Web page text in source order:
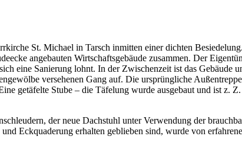
St. Michael in Tarsch inmitten einer dichten
angebauten Wirtschaftsgebäude zusammen. Der
eine Sanierung lohnt. In der Zwischenzeit ist das
versehenen Gang auf. Die ursprüngliche
getäfelte Stube – die Täfelung wurde ausgebaut und ist z.
der neue Dachstuhl unter Verwendung der
Eckquaderung erhalten geblieben sind, wurde von